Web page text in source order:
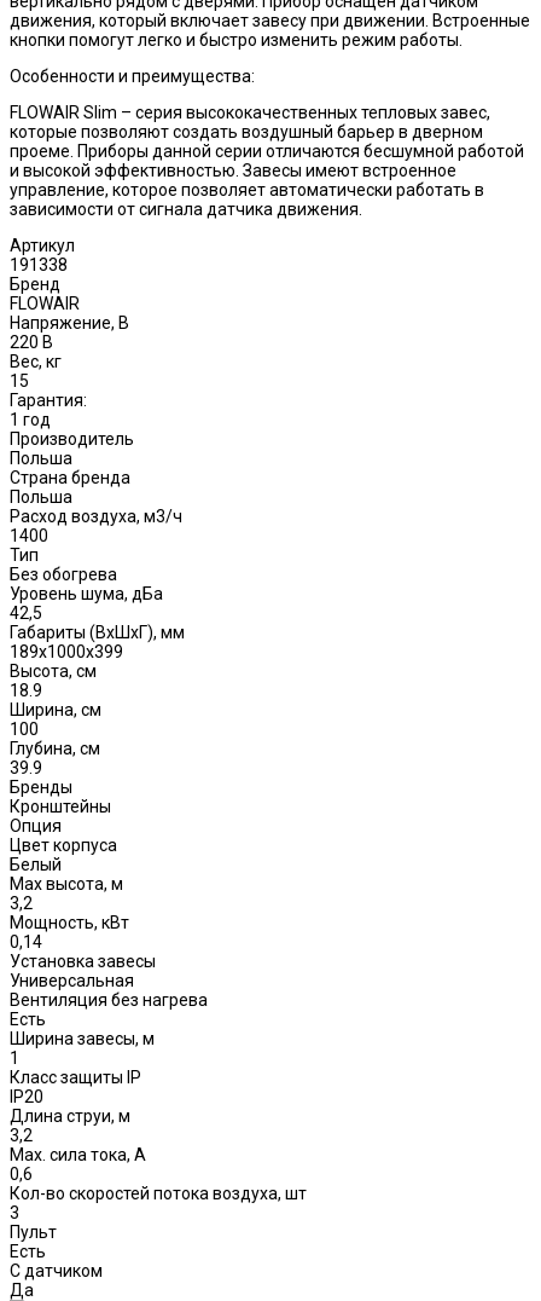
движения, который включает завесу при движении. Встроенные
кнопки помогут легко и быстро изменить режим работы.
Особенности и преимущества:
FLOWAIR Slim – серия высококачественных тепловых завес,
которые позволяют создать воздушный барьер в дверном
проеме. Приборы данной серии отличаются бесшумной работой
и высокой эффективностью. Завесы имеют встроенное
управление, которое позволяет автоматически работать в
зависимости от сигнала датчика движения.
Артикул
191338
Бренд
FLOWAIR
Напряжение, В
220 В
Вес, кг
15
Гарантия:
1 год
Производитель
Польша
Страна бренда
Польша
Расход воздуха, м3/ч
1400
Тип
Без обогрева
Уровень шума, дБа
42,5
Габариты (ВxШxГ), мм
189x1000x399
Высота, см
18.9
Ширина, см
100
Глубина, см
39.9
Бренды
Кронштейны
Опция
Цвет корпуса
Белый
Max высота, м
3,2
Мощность, кВт
0,14
Установка завесы
Универсальная
Вентиляция без нагрева
Есть
Ширина завесы, м
1
Класс защиты IP
IP20
Длина струи, м
3,2
Max. сила тока, А
0,6
Кол-во скоростей потока воздуха, шт
3
Пульт
Есть
С датчиком
Да